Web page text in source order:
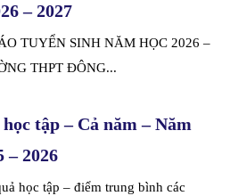
– 2027
TUYỂN SINH NĂM HỌC 2026 –
THPT ĐÔNG...
tập – Cả năm – Năm
– 2026
học tập – điểm trung bình các